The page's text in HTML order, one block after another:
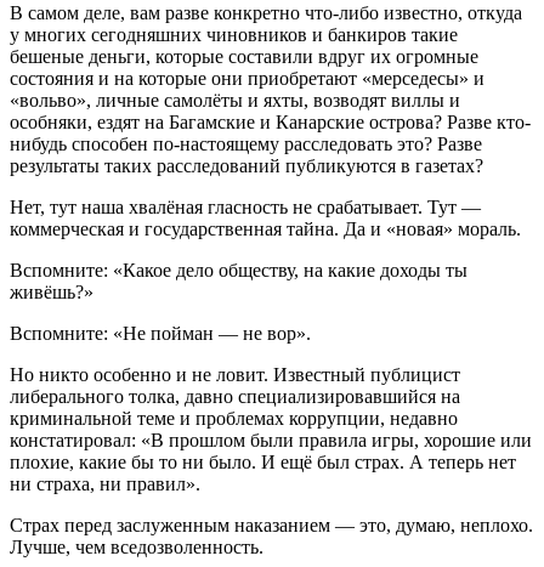
В самом деле, вам разве конкретно что-либо известно, откуда
у многих сегодняшних чиновников и банкиров та­кие
бешеные деньги, которые составили вдруг их огромные
состояния и на которые они приобретают «мерседесы» и
«вольво», личные самолёты и яхты, возводят виллы и
особняки, ездят на Багамские и Канарские острова? Разве кто-
нибудь способен по-настоящему расследовать это? Разве
результаты таких расследований публикуются в газетах?
Нет, тут наша хвалёная гласность не срабатывает. Тут —
коммерческая и государственная тайна. Да и «новая» мораль.
Вспомните: «Какое дело обществу, на какие доходы ты
живёшь?»
Вспомните: «Не пойман — не вор».
Но никто особенно и не ловит. Известный публицист
либерального толка, давно специализировавшийся на
криминальной теме и проблемах коррупции, недавно
констатировал: «В прошлом были правила игры, хорошие или
плохие, какие бы то ни было. И ещё был страх. А теперь нет
ни страха, ни правил».
Страх перед заслуженным наказанием — это, думаю, неплохо.
Лучше, чем вседозволенность.